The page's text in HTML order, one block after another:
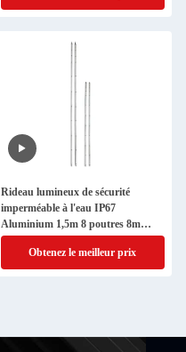
Rideau lumineux de sécurité
imperméable à l'eau IP67
Aluminium 1,5m 8 poutres 8m
Fonction de blanchiment de portée
Obtenez le meilleur prix